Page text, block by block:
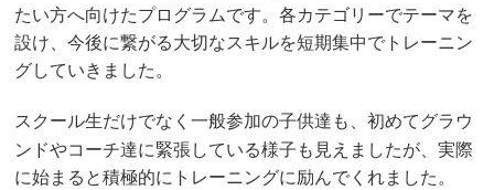
たい方へ向けたプログラムです。各カテゴリーでテーマを
設け、今後に繋がる大切なスキルを短期集中でトレーニン
グしていきました。
スクール生だけでなく一般参加の子供達も、初めてグラウ
ンドやコーチ達に緊張している様子も見えましたが、実際
に始まると積極的にトレーニングに励んでくれました。